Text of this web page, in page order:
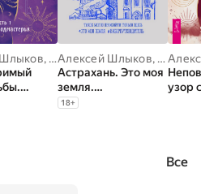
, Евгений Острогорский
Алексей Шлыков,
Астрахань. Это моя
земля.
#киберпутеводите
18+
узор
Все